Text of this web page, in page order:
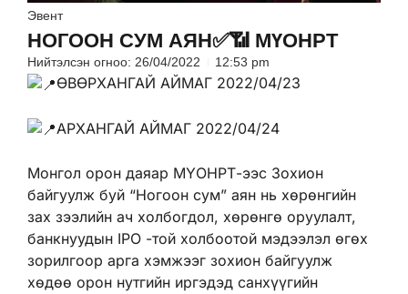
Эвент
НОГООН СУМ АЯН✅📶 МҮОНРТ
Нийтэлсэн огноо: 26/04/2022 12:53 pm
ӨВӨРХАНГАЙ АЙМАГ 2022/04/23
АРХАНГАЙ АЙМАГ 2022/04/24
Монгол орон даяар МҮОНРТ-ээс Зохион
байгуулж буй “Ногоон сум” аян нь хөрөнгийн
зах зээлийн ач холбогдол, хөрөнгө оруулалт,
банкнуудын IPO -той холбоотой мэдээлэл өгөх
зорилгоор арга хэмжээг зохион байгуулж
хөдөө орон нутгийн иргэдэд санхүүгийн